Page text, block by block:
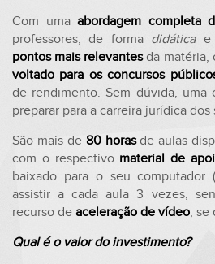
Com umaabordagem completa
professores, de forma didáticae
pontos mais relevantesda matéria,
voltado para os concursos
de rendimento. Sem dúvida, uma
preparar para a carreira jurídica dos
São mais de 80 horasde aulas
com o respectivo material de
baixado para o seu computador
assistir a cada aula 3 vezes,
recurso de aceleração de vídeo, se
Qual é o valor do investimento?